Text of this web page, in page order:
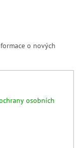
o nových
osobních